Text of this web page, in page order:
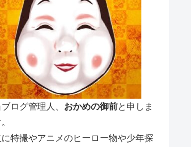
ログ管理人、 おかめの御前と申しま
に特撮やアニメのヒーロー物や少年探